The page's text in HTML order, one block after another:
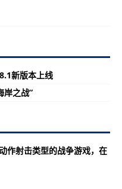
新版本上线
岸之战”
作射击类型的战争游戏，在